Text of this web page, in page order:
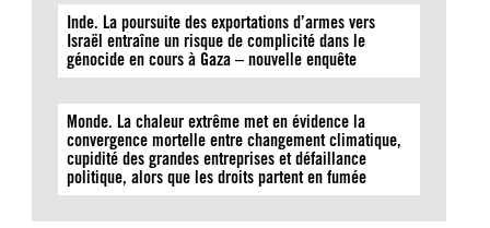
Inde. La poursuite des exportations d’armes vers
Israël entraîne un risque de complicité dans le
génocide en cours à Gaza – nouvelle enquête
Monde. La chaleur extrême met en évidence la
convergence mortelle entre changement climatique,
cupidité des grandes entreprises et défaillance
politique, alors que les droits partent en fumée